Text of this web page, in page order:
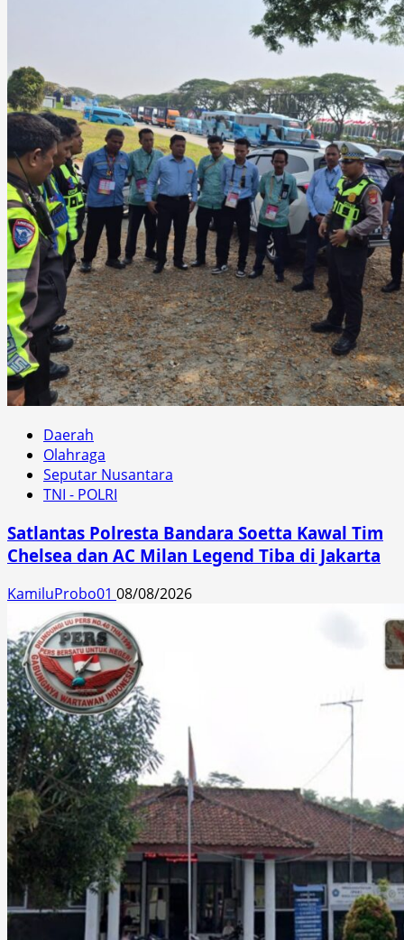
Daerah
Olahraga
Seputar Nusantara
TNI - POLRI
Satlantas Polresta Bandara Soetta Kawal Tim
Chelsea dan AC Milan Legend Tiba di Jakarta
KamiluProbo01 08/08/2026